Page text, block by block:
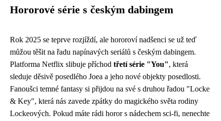
Hororové série s českým dabingem
Rok 2025 se teprve rozjíždí, ale hororoví nadšenci se už teď
můžou těšit na řadu napínavých seriálů s českým dabingem.
Platforma Netflix slibuje příchod třetí série "You", která
sleduje děsivě posedlého Joea a jeho nové objekty posedlosti.
Fanoušci temné fantasy si přijdou na své s druhou řadou "Locke
& Key", která nás zavede zpátky do magického světa rodiny
Lockeových. Pokud máte rádi horor s nádechem sci-fi, nenechte